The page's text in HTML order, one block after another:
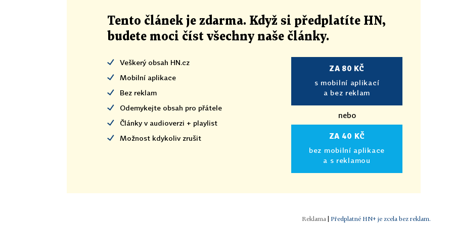
Tento článek je zdarma. Když si předplatíte HN,
budete moci číst všechny naše články.
Veškerý obsah HN.cz
Mobilní aplikace
Bez reklam
Odemykejte obsah pro přátele
Články v audioverzi + playlist
Možnost kdykoliv zrušit
ZA 80 KČ
s mobilní aplikací
a bez reklam
nebo
ZA 40 KČ
bez mobilní aplikace
a s reklamou
Předplatné HN+ je zcela bez reklam.